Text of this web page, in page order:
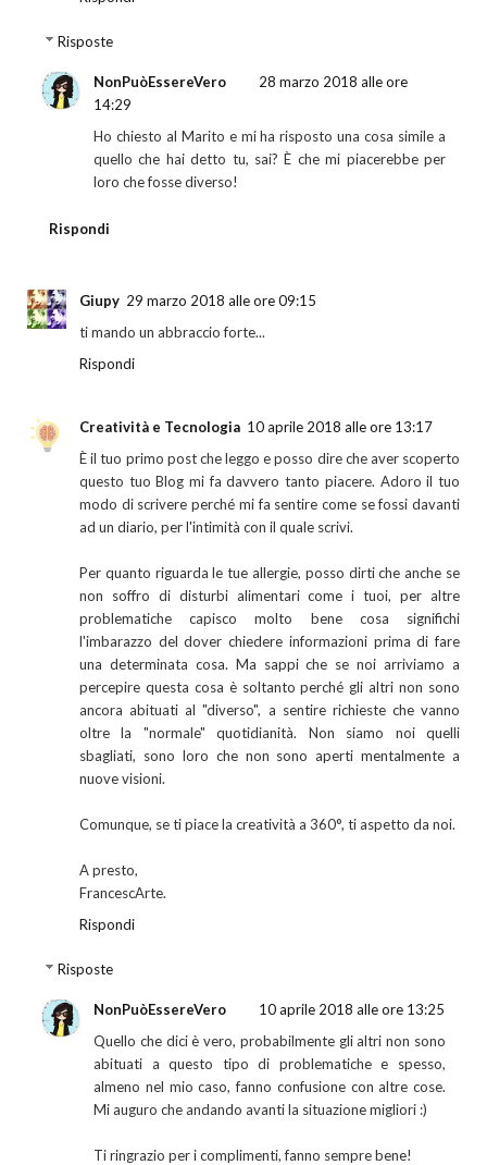
Risposte
NonPuòEssereVero
28 marzo 2018 alle ore
14:29
Ho chiesto al Marito e mi ha risposto una cosa simile a
quello che hai detto tu, sai? È che mi piacerebbe per
loro che fosse diverso!
Rispondi
Giupy 29 marzo 2018 alle ore 09:15
ti mando un abbraccio forte...
Rispondi
Creatività e Tecnologia 10 aprile 2018 alle ore 13:17
È il tuo primo post che leggo e posso dire che aver scoperto
questo tuo Blog mi fa davvero tanto piacere. Adoro il tuo
modo di scrivere perché mi fa sentire come se fossi davanti
ad un diario, per l'intimità con il quale scrivi.
Per quanto riguarda le tue allergie, posso dirti che anche se
non soffro di disturbi alimentari come i tuoi, per altre
problematiche capisco molto bene cosa significhi
l'imbarazzo del dover chiedere informazioni prima di fare
una determinata cosa. Ma sappi che se noi arriviamo a
percepire questa cosa è soltanto perché gli altri non sono
ancora abituati al "diverso", a sentire richieste che vanno
oltre la "normale" quotidianità. Non siamo noi quelli
sbagliati, sono loro che non sono aperti mentalmente a
nuove visioni.
Comunque, se ti piace la creatività a 360°, ti aspetto da noi.
A presto,
FrancescArte.
Rispondi
Risposte
NonPuòEssereVero
10 aprile 2018 alle ore 13:25
Quello che dici è vero, probabilmente gli altri non sono
abituati a questo tipo di problematiche e spesso,
almeno nel mio caso, fanno confusione con altre cose.
Mi auguro che andando avanti la situazione migliori :)
Ti ringrazio per i complimenti, fanno sempre bene!